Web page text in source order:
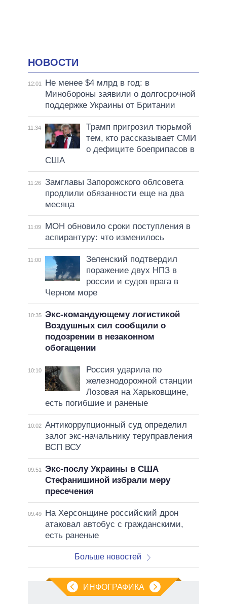
НОВОСТИ
12:01
Не менее $4 млрд в год: в
Минобороны заявили о долгосрочной
поддержке Украины от Британии
11:34
Трамп пригрозил тюрьмой
тем, кто рассказывает СМИ
о дефиците боеприпасов в
США
11:26
Замглавы Запорожского облсовета
продлили обязанности еще на два
месяца
11:09
МОН обновило сроки поступления в
аспирантуру: что изменилось
11:00
Зеленский подтвердил
поражение двух НПЗ в
россии и судов врага в
Черном море
10:35 Экс-командующему логистикой
Воздушных сил сообщили о
подозрении в незаконном
обогащении
10:10
Россия ударила по
железнодорожной станции
Лозовая на Харьковщине,
есть погибшие и раненые
10:02 Антикоррупционный суд определил
залог экс-начальнику теруправления
ВСП ВСУ
09:51
Экс-послу Украины в США
Стефанишиной избрали меру
пресечения
09:49
На Херсонщине российский дрон
атаковал автобус с гражданскими,
есть раненые
Больше новостей
ИНФОГРАФИКА